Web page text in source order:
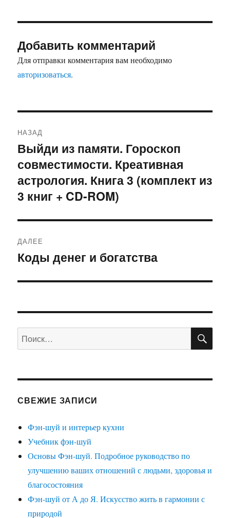
Добавить комментарий
Для отправки комментария вам необходимо
авторизоваться.
по
записям
НАЗАД
Предыдущая
запись:
Выйди из памяти. Гороскоп
совместимости. Креативная
астрология. Книга 3 (комплект из
3 книг + CD-ROM)
ДАЛЕЕ
Следующая
Коды денег и богатства
Искать:
СВЕЖИЕ ЗАПИСИ
Фэн-шуй и интерьер кухни
Учебник фэн-шуй
Основы Фэн-шуй. Подробное руководство по
улучшению ваших отношений с людьми, здоровья и
благосостояния
Фэн-шуй от А до Я. Искусство жить в гармонии с
природой